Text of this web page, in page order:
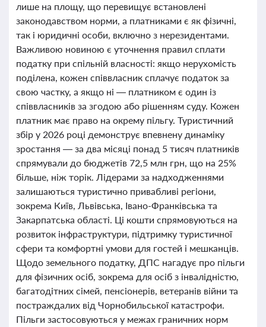
лише на площу, що перевищує встановлені
законодавством норми, а платниками є як фізичні,
так і юридичні особи, включно з нерезидентами.
Важливою новиною є уточнення правил сплати
податку при спільній власності: якщо нерухомість
поділена, кожен співвласник сплачує податок за
свою частку, а якщо ні — платником є один із
співвласників за згодою або рішенням суду. Кожен
платник має право на окрему пільгу. Туристичний
збір у 2026 році демонструє впевнену динаміку
зростання — за два місяці понад 5 тисяч платників
спрямували до бюджетів 72,5 млн грн, що на 25%
більше, ніж торік. Лідерами за надходженнями
залишаються туристично привабливі регіони,
зокрема Київ, Львівська, Івано-Франківська та
Закарпатська області. Ці кошти спрямовуються на
розвиток інфраструктури, підтримку туристичної
сфери та комфортні умови для гостей і мешканців.
Щодо земельного податку, ДПС нагадує про пільги
для фізичних осіб, зокрема для осіб з інвалідністю,
багатодітних сімей, пенсіонерів, ветеранів війни та
постраждалих від Чорнобильської катастрофи.
Пільги застосовуються у межах граничних норм